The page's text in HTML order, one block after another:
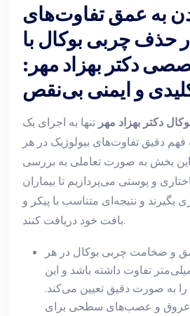
به عمق تفاوت‌های
حذف چربی بوکال با
دکتر بهزاد مهر:
و ایمنی بی‌نقص
دکتر بهزاد مهر تنها به اجرای یک
دقیق تفاوت‌های بیولوژیک در هر
بخش به صورت تعاملی به بررسی
و پوستی می‌پردازیم تا بیماران
بگیرند و نتیجه‌ای متناسب با پیکر و
بافت خود دریافت کنند.
و ضخامت چربی بوکال در هر
تفاوت داشته باشد و این
به صورت دقیق تعیین می‌کند.
عروق و عصب‌های سطحی برای